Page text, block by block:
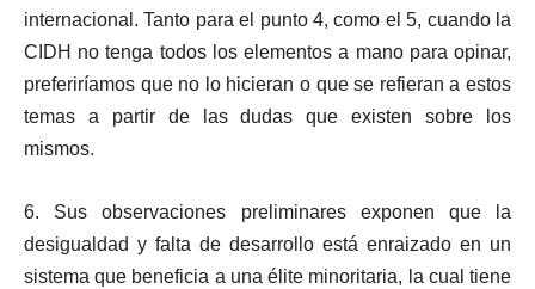
internacional. Tanto para el punto 4, como el 5, cuando la
CIDH no tenga todos los elementos a mano para opinar,
preferiríamos que no lo hicieran o que se refieran a estos
temas a partir de las dudas que existen sobre los
mismos.
6. Sus observaciones preliminares exponen que la
desigualdad y falta de desarrollo está enraizado en un
sistema que beneficia a una élite minoritaria, la cual tiene